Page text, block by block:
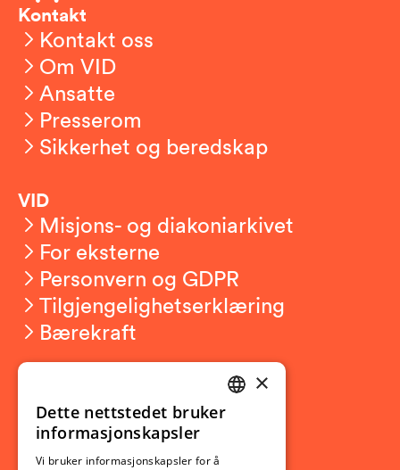
Kontakt
Kontakt oss
Om VID
Ansatte
Presserom
Sikkerhet og beredskap
VID
Misjons- og diakoniarkivet
For eksterne
Personvern og GDPR
Tilgjengelighetserklæring
Bærekraft
Ny student
Utveksling
Opptak
NORWEGIAN
×
Dette nettstedet bruker
informasjonskapsler
Vi bruker informasjonskapsler for å